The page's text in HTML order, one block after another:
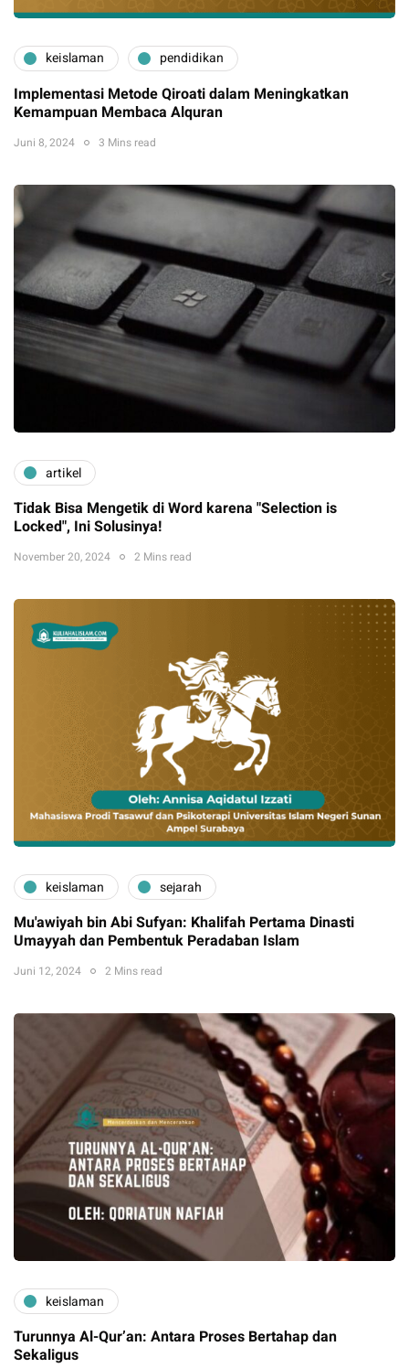
keislaman pendidikan
Implementasi Metode Qiroati dalam Meningkatkan
Kemampuan Membaca Alquran
Juni 8, 2024 3 Mins read
artikel
Tidak Bisa Mengetik di Word karena "Selection is
Locked", Ini Solusinya!
November 20, 2024 2 Mins read
keislaman sejarah
Mu'awiyah bin Abi Sufyan: Khalifah Pertama Dinasti
Umayyah dan Pembentuk Peradaban Islam
Juni 12, 2024 2 Mins read
keislaman
Turunnya Al-Qur’an: Antara Proses Bertahap dan
Sekaligus